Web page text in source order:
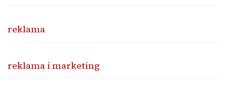
reklama
reklama i marketing